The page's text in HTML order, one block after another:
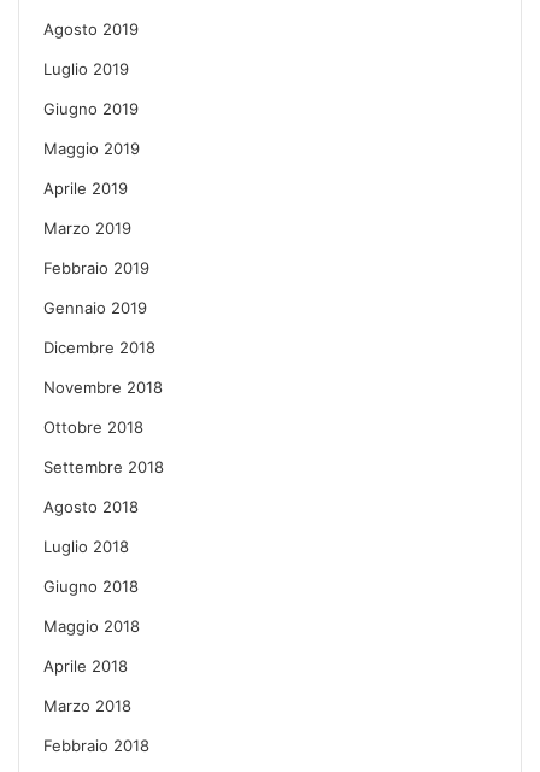
Agosto 2019
Luglio 2019
Giugno 2019
Maggio 2019
Aprile 2019
Marzo 2019
Febbraio 2019
Gennaio 2019
Dicembre 2018
Novembre 2018
Ottobre 2018
Settembre 2018
Agosto 2018
Luglio 2018
Giugno 2018
Maggio 2018
Aprile 2018
Marzo 2018
Febbraio 2018